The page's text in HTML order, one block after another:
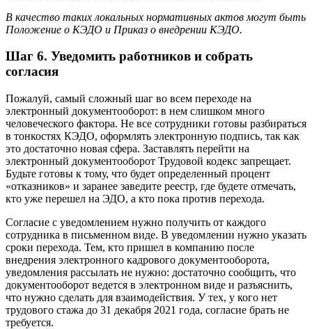
В качество таких локальных нормативных актов могут быть
Положение о КЭДО и Приказ о внедрении КЭДО.
Шаг 6. Уведомить работников и собрать
согласия
Пожалуй, самый сложный шаг во всем переходе на
электронный документооборот: в нем слишком много
человеческого фактора. Не все сотрудники готовы разбираться
в тонкостях КЭДО, оформлять электронную подпись, так как
это достаточно новая сфера. Заставлять перейти на
электронный документооборот Трудовой кодекс запрещает.
Будьте готовы к тому, что будет определенный процент
«отказников» и заранее заведите реестр, где будете отмечать,
кто уже перешел на ЭДО, а кто пока против перехода.
Согласие с уведомлением нужно получить от каждого
сотрудника в письменном виде. В уведомлении нужно указать
сроки перехода. Тем, кто пришел в компанию после
внедрения электронного кадрового документооборота,
уведомления рассылать не нужно: достаточно сообщить, что
документооборот ведется в электронном виде и разъяснить,
что нужно сделать для взаимодействия. У тех, у кого нет
трудового стажа до 31 декабря 2021 года, согласие брать не
требуется.